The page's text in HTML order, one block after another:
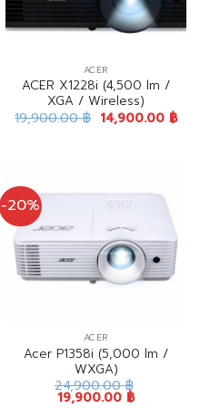
ACER
ACER X1228i (4,500 lm /
XGA / Wireless)
19,900.00฿ 14,900.00 ฿
-20%
ACER
Acer P1358i (5,000 lm /
WXGA)
24,900.00฿
19,900.00 ฿